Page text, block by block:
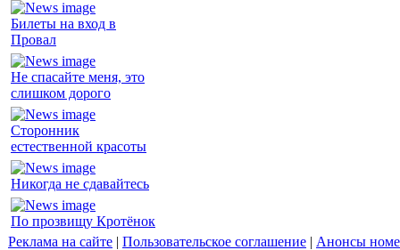
Билеты на вход в
Провал
Не спасайте меня, это
слишком дорого
Сторонник
естественной красоты
Никогда не сдавайтесь
По прозвищу Кротёнок
Реклама на сайте | Пользовательское соглашение | Анонсы